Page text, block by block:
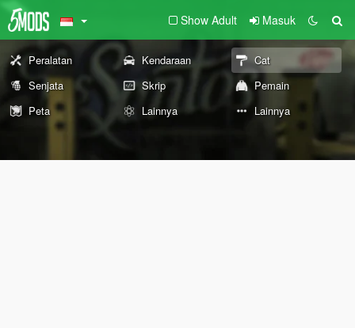
Show Adult Masuk
Peralatan Kendaraan
Cat
Senjata
Skrip
Pemain
Peta
Lainnya Lainnya